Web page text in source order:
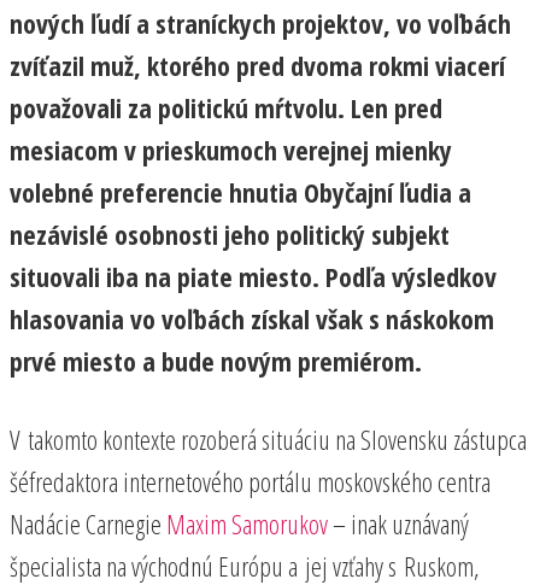
nových ľudí a straníckych projektov, vo voľbách
zvíťazil muž, ktorého pred dvoma rokmi viacerí
považovali za politickú mŕtvolu. Len pred
mesiacom v prieskumoch verejnej mienky
volebné preferencie hnutia Obyčajní ľudia a
nezávislé osobnosti jeho politický subjekt
situovali iba na piate miesto. Podľa výsledkov
hlasovania vo voľbách získal však s náskokom
prvé miesto a bude novým premiérom.
V takomto kontexte rozoberá situáciu na Slovensku zástupca
šéfredaktora internetového portálu moskovského centra
Nadácie Carnegie Maxim Samorukov– inak uznávaný
špecialista na východnú Európu a jej vzťahy s Ruskom,